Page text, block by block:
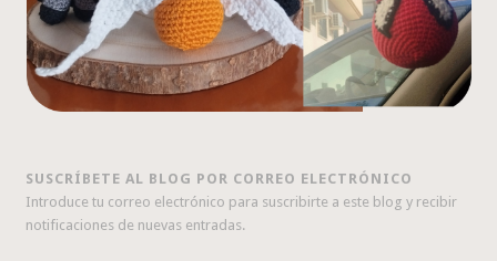
SUSCRÍBETE AL BLOG POR CORREO ELECTRÓNICO
Introduce tu correo electrónico para suscribirte a este blog y recibir
notificaciones de nuevas entradas.